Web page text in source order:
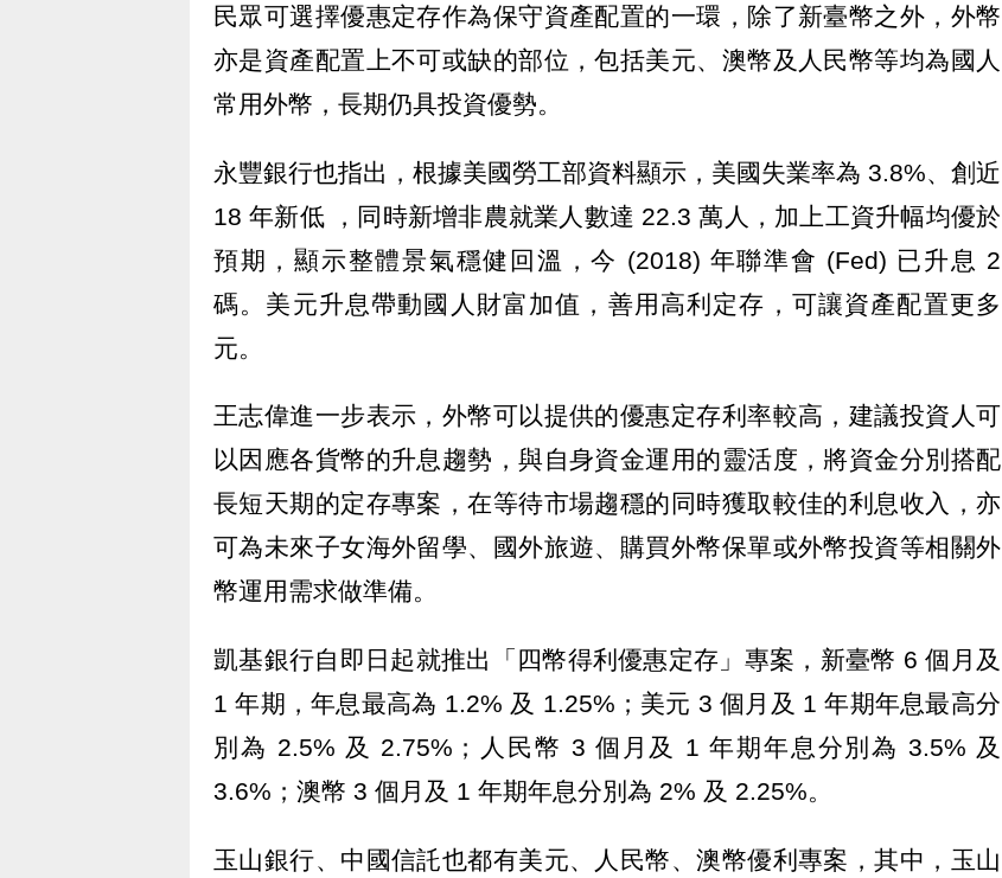
民眾可選擇優惠定存作為保守資產配置的一環，除了新臺幣之外，外幣
亦是資產配置上不可或缺的部位，包括美元、澳幣及人民幣等均為國人
常用外幣，長期仍具投資優勢。
永豐銀行也指出，根據美國勞工部資料顯示，美國失業率為 3.8%、創近
18 年新低 ，同時新增非農就業人數達 22.3 萬人，加上工資升幅均優於
預期，顯示整體景氣穩健回溫，今 (2018) 年聯準會 (Fed) 已升息 2
碼。美元升息帶動國人財富加值，善用高利定存，可讓資產配置更多
元。
王志偉進一步表示，外幣可以提供的優惠定存利率較高，建議投資人可
以因應各貨幣的升息趨勢，與自身資金運用的靈活度，將資金分別搭配
長短天期的定存專案，在等待市場趨穩的同時獲取較佳的利息收入，亦
可為未來子女海外留學、國外旅遊、購買外幣保單或外幣投資等相關外
幣運用需求做準備。
凱基銀行自即日起就推出「四幣得利優惠定存」專案，新臺幣 6 個月及
1 年期，年息最高為 1.2% 及 1.25%；美元 3 個月及 1 年期年息最高分
別為 2.5% 及 2.75%；人民幣 3 個月及 1 年期年息分別為 3.5% 及
3.6%；澳幣 3 個月及 1 年期年息分別為 2% 及 2.25%。
玉山銀行、中國信託也都有美元、人民幣、澳幣優利專案，其中，玉山